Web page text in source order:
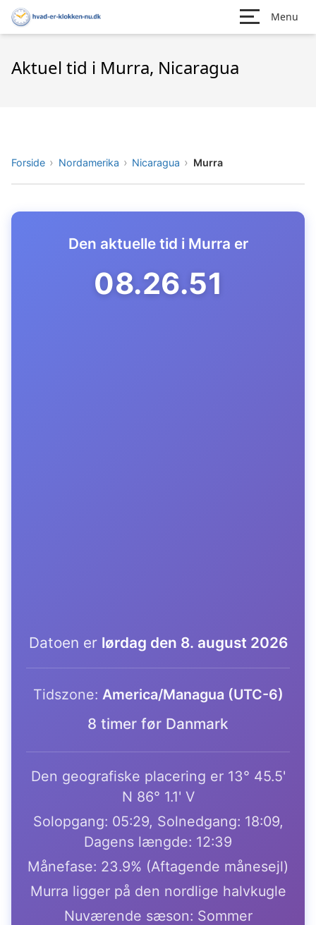
Menu
Aktuel tid i Murra, Nicaragua
Forside Nordamerika Nicaragua Murra
Den aktuelle tid i Murra er
08.26.52
Datoen er lørdag den 8. august 2026
Tidszone: America/Managua (UTC-6)
8 timer før Danmark
Den geografiske placering er 13° 45.5'
N 86° 1.1' V
Solopgang: 05:29, Solnedgang: 18:09,
Dagens længde: 12:39
Månefase: 23.9% (Aftagende månesejl)
Murra ligger på den nordlige halvkugle
Nuværende sæson: Sommer